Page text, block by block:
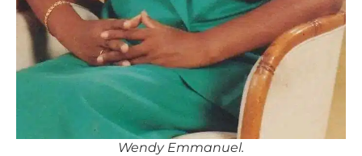
Wendy Emmanuel.